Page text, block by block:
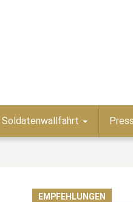
Soldatenwallfahrt
EMPFEHLUNGEN